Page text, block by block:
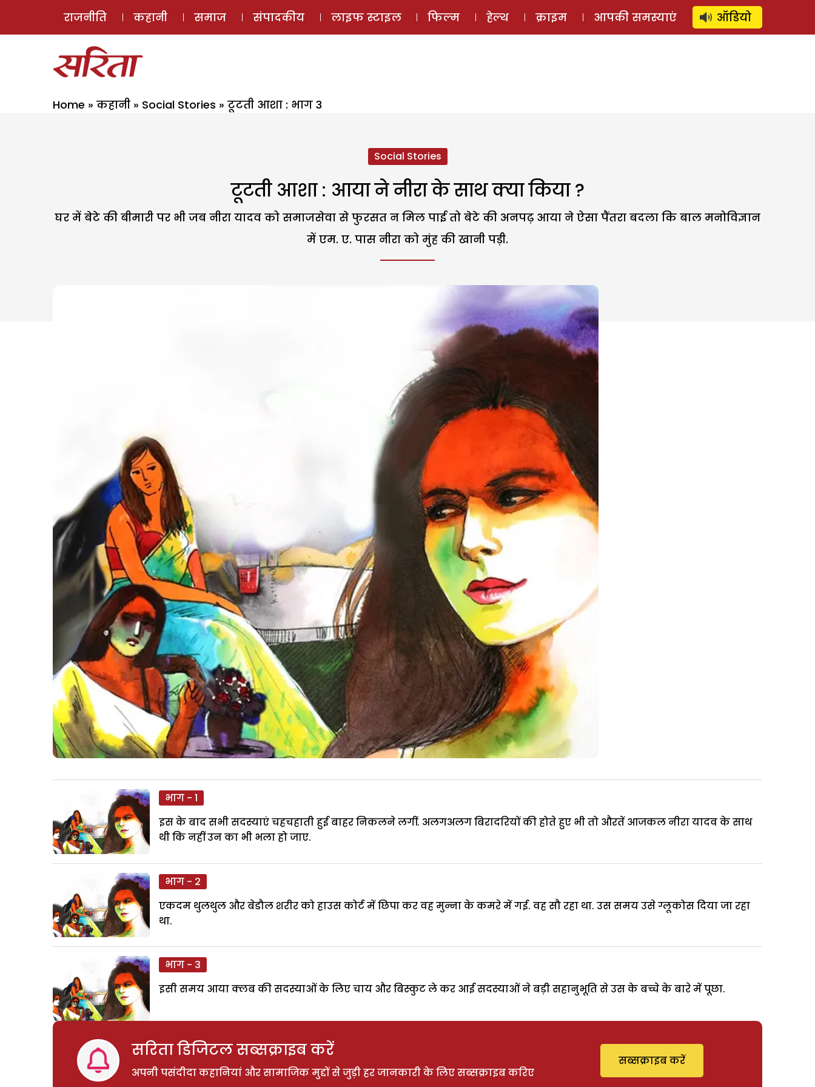
ई-मैगज़ीन ऑडियो स्टोरी लॉग इन ⚲ SUBSCRIBE
राजनीति कहानी समाज संपादकीय लाइफ स्टाइल फिल्म हेल्थ क्राइम आपकी समस्याएं ऑडियो
Home » कहानी » Social Stories » टूटती आशा : भाग 3
Social Stories
टूटती आशा : आया ने नीरा के साथ क्या किया ?
घर में बेटे की बीमारी पर भी जब नीरा यादव को समाजसेवा से फुरसत न मिल पाई तो बेटे की अनपढ़ आया ने ऐसा पैंतरा बदला कि बाल मनोविज्ञान
में एम. ए. पास नीरा को मुंह की खानी पड़ी.
भाग - 1
इस के बाद सभी सदस्याएं चहचहाती हुई बाहर निकलने लगीं. अलगअलग बिरादरियों की होते हुए भी तो औरतें आजकल नीरा यादव के साथ
थी कि नहीं उन का भी भला हो जाए.
भाग - 2
एकदम थुलथुल और बेडौल शरीर को हाउस कोर्ट में छिपा कर वह मुन्ना के कमरे में गई. वह सौ रहा था. उस समय उसे ग्लूकोस दिया जा रहा
था.
भाग - 3
इसी समय आया क्लब की सदस्याओं के लिए चाय और बिस्कुट ले कर आई सदस्याओं ने बड़ी सहानुभूति से उस के बच्चे के बारे में पूछा.
सरिता डिजिटल सब्सक्राइब करें
अपनी पसंदीदा कहानियां और सामाजिक मुद्दों से जुड़ी हर जानकारी के लिए सब्सक्राइब करिए
सब्सक्राइब करें